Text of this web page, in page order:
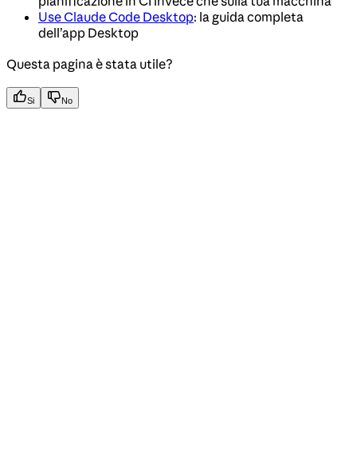
Use Claude Code Desktop: la guida completa
dell’app Desktop
Questa pagina è stata utile?
Si No